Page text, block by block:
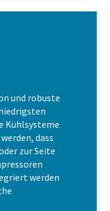
und robuste
Kühlsysteme
dass
zur Seite
werden